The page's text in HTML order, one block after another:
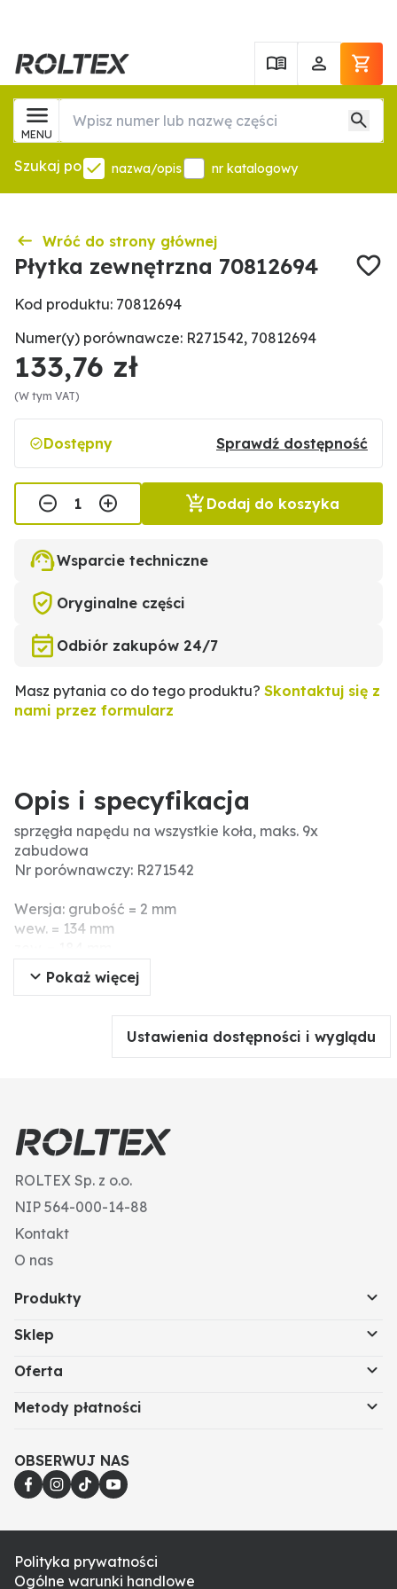
MENU
Szukaj po nazwa/opis nr katalogowy
Wróć do strony głównej
Płytka zewnętrzna 70812694
Kod produktu: 70812694
Numer(y) porównawcze: R271542, 70812694
133,76 zł
(W tym VAT)
Dostępny Sprawdź dostępność
Dodaj do koszyka
Wsparcie techniczne
Oryginalne części
Odbiór zakupów 24/7
Masz pytania co do tego produktu? Skontaktuj się z
nami przez formularz
Opis i specyfikacja
sprzęgła napędu na wszystkie koła, maks. 9x
zabudowa
Nr porównawczy: R271542
Wersja: grubość = 2 mm
wew. = 134 mm
4 zęby
Pokaż więcej
Ustawienia dostępności i wyglądu
ROLTEX Sp. z o.o.
NIP 564-000-14-88
Kontakt
O nas
Produkty
Sklep
Oferta
Metody płatności
OBSERWUJ NAS
Polityka prywatności
Ogólne warunki handlowe